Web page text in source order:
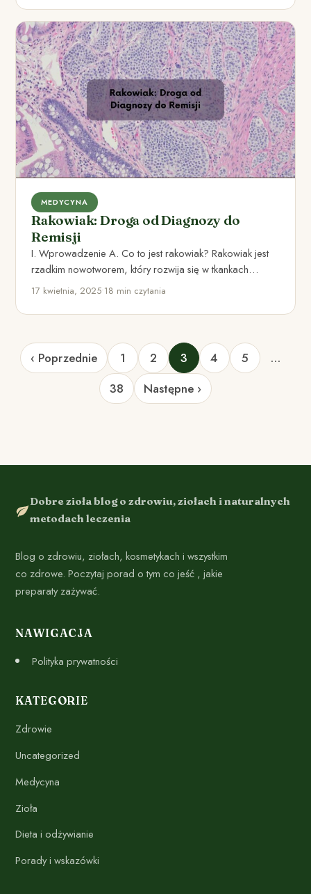
MEDYCYNA
Rakowiak: Droga od Diagnozy do
Remisji
I. Wprowadzenie A. Co to jest rakowiak? Rakowiak jest
rzadkim nowotworem, który rozwija się w tkankach
miękkich, a…
17 kwietnia, 2025•18 min czytania
‹ Poprzednie 1 2 3 4 5
…
38
Następne ›
Dobre zioła blog o zdrowiu, ziołach i naturalnych
metodach leczenia
Blog o zdrowiu, ziołach, kosmetykach i wszystkim
co zdrowe. Poczytaj porad o tym co jeść , jakie
preparaty zażywać.
NAWIGACJA
Polityka prywatności
KATEGORIE
Zdrowie
Uncategorized
Medycyna
Zioła
Dieta i odżywianie
Porady i wskazówki